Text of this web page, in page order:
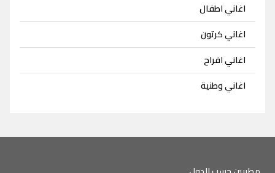
اغاني اطفال
اغاني كرتون
اغاني افراح
اغاني وطنية